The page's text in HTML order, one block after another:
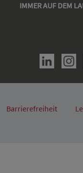
IMMER AUF DEM
Barrierefreiheit